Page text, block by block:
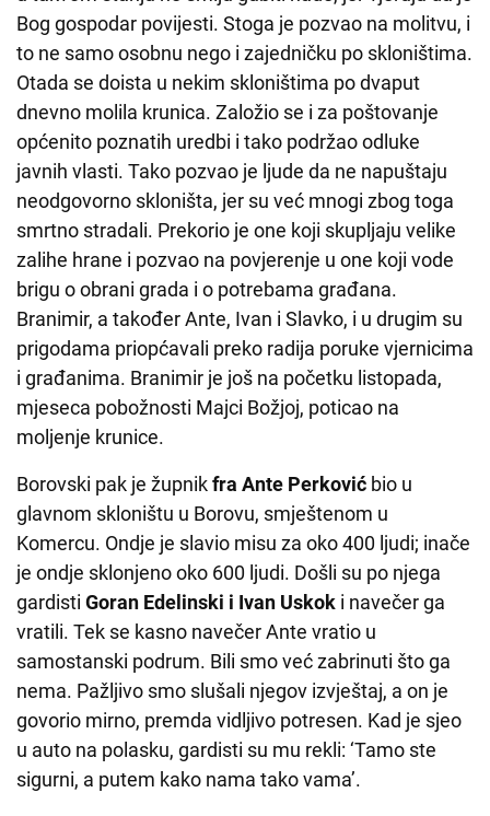
Bog gospodar povijesti. Stoga je pozvao na molitvu, i
to ne samo osobnu nego i zajedničku po skloništima.
Otada se doista u nekim skloništima po dvaput
dnevno molila krunica. Založio se i za poštovanje
općenito poznatih uredbi i tako podržao odluke
javnih vlasti. Tako pozvao je ljude da ne napuštaju
neodgovorno skloništa, jer su već mnogi zbog toga
smrtno stradali. Prekorio je one koji skupljaju velike
zalihe hrane i pozvao na povjerenje u one koji vode
brigu o obrani grada i o potrebama građana.
Branimir, a također Ante, Ivan i Slavko, i u drugim su
prigodama priopćavali preko radija poruke vjernicima
i građanima. Branimir je još na početku listopada,
mjeseca pobožnosti Majci Božjoj, poticao na
moljenje krunice.
Borovski pak je župnikfra Ante Perković bio u
glavnom skloništu u Borovu, smještenom u
Komercu. Ondje je slavio misu za oko 400 ljudi; inače
je ondje sklonjeno oko 600 ljudi. Došli su po njega
gardisti Goran Edelinski i Ivan Uskok i navečer ga
vratili. Tek se kasno navečer Ante vratio u
samostanski podrum. Bili smo već zabrinuti što ga
nema. Pažljivo smo slušali njegov izvještaj, a on je
govorio mirno, premda vidljivo potresen. Kad je sjeo
u auto na polasku, gardisti su mu rekli: ‘Tamo ste
sigurni, a putem kako nama tako vama’.